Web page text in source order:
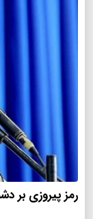
رمز پیروزی بر